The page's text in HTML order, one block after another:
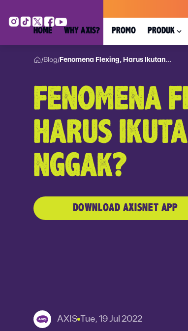
HOME WHY AXIS? PROMO PRODUK
/Blog/Fenomena Flexing, Harus Ikutan...
FENOMENA
HARUS
NGGAK?
DOWNLOAD AXISNET APP
AXIS Tue, 19 Jul 2022